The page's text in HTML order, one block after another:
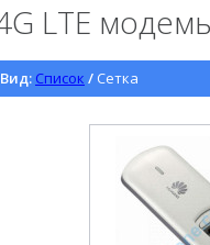
LTE
Вид: Список / Сетка